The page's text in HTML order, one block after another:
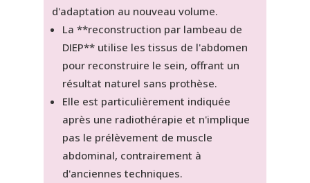
d'adaptation au nouveau volume.
La **reconstruction par lambeau de
DIEP** utilise les tissus de l'abdomen
pour reconstruire le sein, offrant un
résultat naturel sans prothèse.
Elle est particulièrement indiquée
après une radiothérapie et n'implique
pas le prélèvement de muscle
abdominal, contrairement à
d'anciennes techniques.